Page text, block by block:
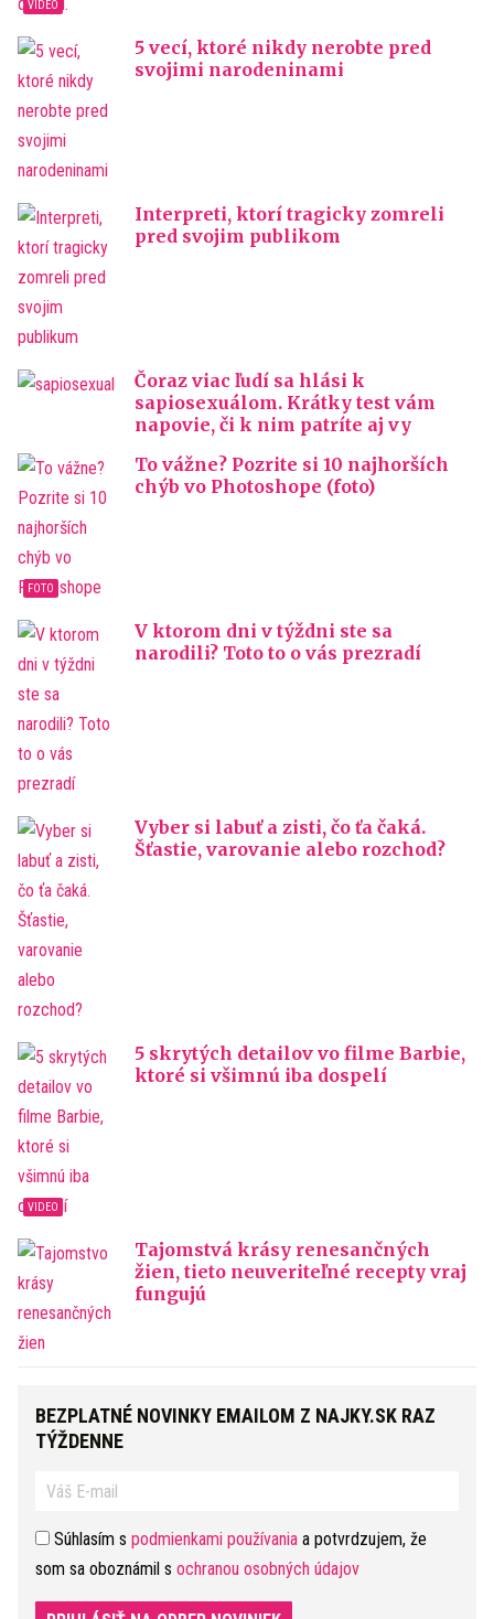
5 vecí, ktoré nikdy nerobte pred
svojimi narodeninami
Interpreti, ktorí tragicky zomreli
pred svojim publikom
Čoraz viac ľudí sa hlási k
sapiosexuálom. Krátky test vám
napovie, či k nim patríte aj vy
To vážne? Pozrite si 10 najhorších
chýb vo Photoshope (foto)
V ktorom dni v týždni ste sa
narodili? Toto to o vás prezradí
Vyber si labuť a zisti, čo ťa čaká.
Šťastie, varovanie alebo rozchod?
5 skrytých detailov vo filme Barbie,
ktoré si všimnú iba dospelí
Tajomstvá krásy renesančných
žien, tieto neuveriteľné recepty vraj
fungujú
BEZPLATNÉ NOVINKY EMAILOM Z NAJKY.SK RAZ
TÝŽDENNE
Súhlasím s podmienkami používania a potvrdzujem, že
som sa oboznámil s ochranou osobných údajov